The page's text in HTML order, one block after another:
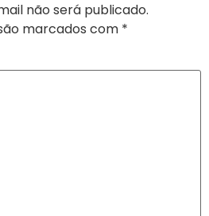
não será publicado.
marcados com *